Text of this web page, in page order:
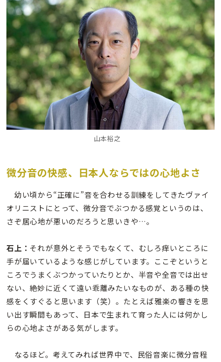
山本裕之
微分音の快感、日本人ならではの心地よさ
幼い頃から“正確に”音を合わせる訓練をしてきたヴァイ
オリニストにとって、微分音でぶつかる感覚というのは、
さぞ居心地が悪いのだろうと思いきや…。
石上： それが意外とそうでもなくて、むしろ痒いところに
手が届いているような感じがしています。ここぞというと
ころでうまくぶつかっていたりとか、半音や全音では出せ
ない、絶妙に近くて遠い乖離みたいなものが、ある種の快
感をくすぐると思います（笑）。たとえば雅楽の響きを思
い出す瞬間もあって、日本で生まれて育った人には何かし
らの心地よさがある気がします。
なるほど。考えてみれば世界中で、民俗音楽に微分音程